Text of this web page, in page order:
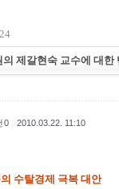
제갈현숙 교수에 대한
0 2010.03.22. 11:10
수탈경제 극복 대안